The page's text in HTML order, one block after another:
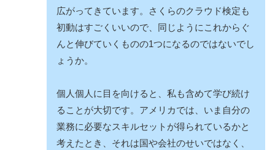
広がってきています。さくらのクラウド検定も
初動はすごくいいので、同じようにこれからぐ
んと伸びていくものの1つになるのではないでし
ょうか。
個人個人に目を向けると、私も含めて学び続け
ることが大切です。アメリカでは、いま自分の
業務に必要なスキルセットが得られているかと
考えたとき、それは国や会社のせいではなく、